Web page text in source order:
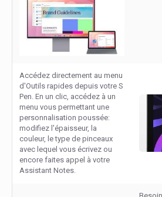
Accédez directement au menu
d'Outils rapides depuis votre S
Pen. En un clic, accédez à un
menu vous permettant une
personnalisation poussée:
modifiez l'épaisseur, la
couleur, le type de pinceaux
avec lequel vous écrivez ou
encore faites appel à votre
Assistant Notes.